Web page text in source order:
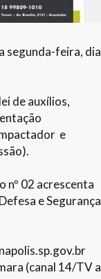
segunda-feira, dia
de auxílios,
e
02 acrescenta
e Segurança
(canal 14/TV a